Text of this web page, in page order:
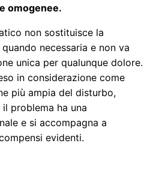
omogenee.
non sostituisce la
necessaria e non va
unica per qualunque dolore.
in considerazione come
più ampia del disturbo,
problema ha una
e si accompagna a
evidenti.